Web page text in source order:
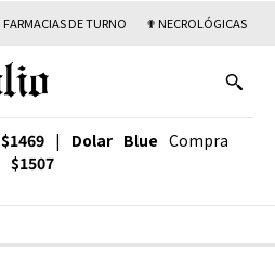
FARMACIAS DE TURNO ✟ NECROLÓGICAS
$1469 | Dolar Blue Compra
$1507